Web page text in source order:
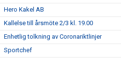
Hero Kakel AB
Kallelse till årsmöte 2/3 kl. 19.00
Enhetlig tolkning av Coronariktlinjer
Sportchef